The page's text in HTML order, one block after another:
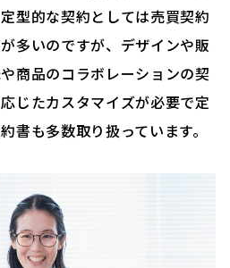
型的な契約としては売買契約
多いのですが、デザインや販
商品のコラボレーションの契
じたカスタマイズが必要で定
書も多数取り扱っています。